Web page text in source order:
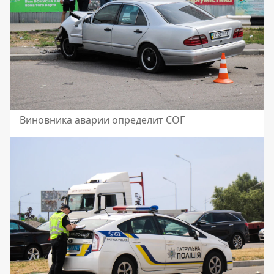
Виновника аварии определит СОГ